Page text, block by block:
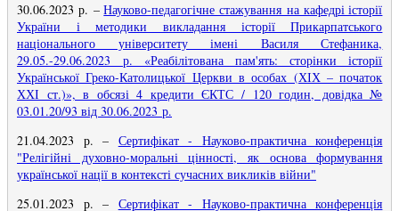
30.06.2023 р. –Науково-педагогічне стажування на кафедрі історії
України і методики викладання історії Прикарпатського
національного університету імені Василя Стефаника,
29.05.-29.06.2023 р. «Реабілітована пам'ять: сторінки історії
Української Греко-Католицької Церкви в особах (ХІХ – початок
ХХІ ст.)», в обсязі 4 кредити ЄКТС / 120 годин, довідка №
03.01.20/93 від 30.06.2023 р.
21.04.2023 р.– Сертифікат - Науково-практична конференція
"Релігійні духовно-моральні цінності, як основа формування
української нації в контексті сучасних викликів війни"
25.01.2023 р. – Сертифікат - Науково-практична конференція